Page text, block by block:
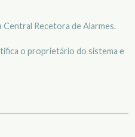
Recetora de Alarmes.
o proprietário do sistema e